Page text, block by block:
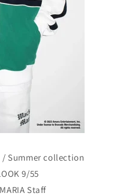
/ Summer collection
9/55
Staff